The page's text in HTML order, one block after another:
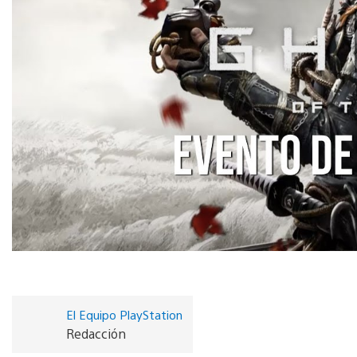
El Equipo PlayStation
Redacción